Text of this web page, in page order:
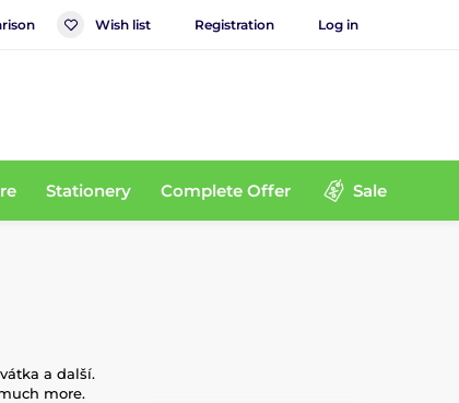
Wish list Registration Log in
Stationery Complete Offer Sale
a další.
more.